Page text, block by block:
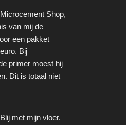
Microcement Shop,
van mij de
een pakket
Bij
primer moest hij
Dit is totaal niet
Blij met mijn vloer.